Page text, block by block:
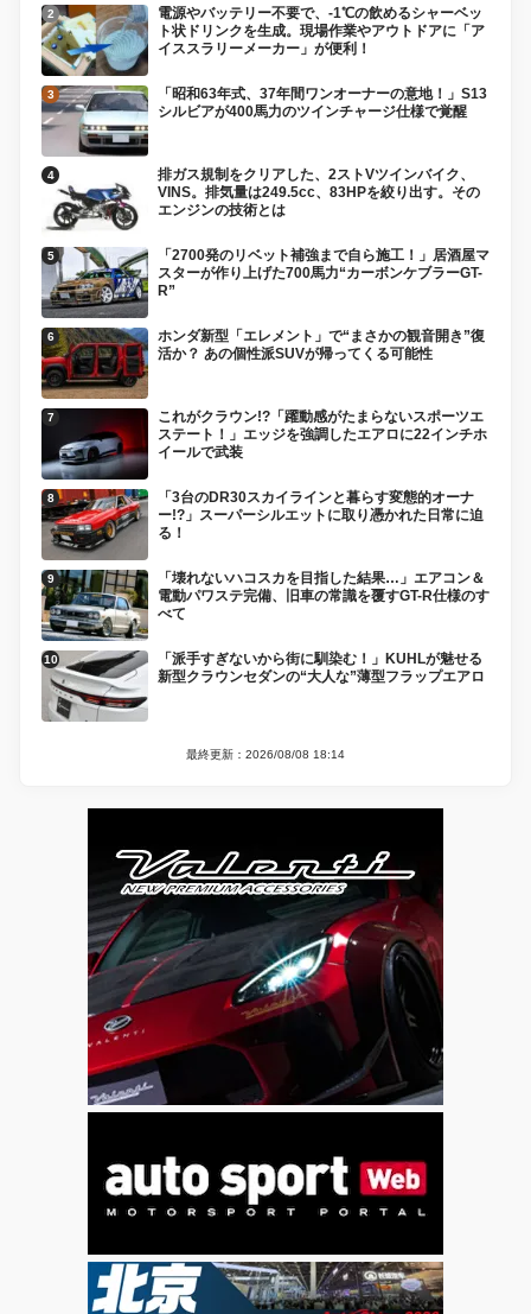
電源やバッテリー不要で、-1℃の飲めるシャーベッ
ト状ドリンクを生成。現場作業やアウトドアに「ア
イススラリーメーカー」が便利！
「昭和63年式、37年間ワンオーナーの意地！」S13
シルビアが400馬力のツインチャージ仕様で覚醒
排ガス規制をクリアした、2ストVツインバイク、
VINS。排気量は249.5cc、83HPを絞り出す。その
エンジンの技術とは
「2700発のリベット補強まで自ら施工！」居酒屋マ
スターが作り上げた700馬力“カーボンケブラーGT-
R”
ホンダ新型「エレメント」で“まさかの観音開き”復
活か？ あの個性派SUVが帰ってくる可能性
これがクラウン!?「躍動感がたまらないスポーツエ
ステート！」エッジを強調したエアロに22インチホ
イールで武装
「3台のDR30スカイラインと暮らす変態的オーナ
ー!?」スーパーシルエットに取り憑かれた日常に迫
る！
「壊れないハコスカを目指した結果…」エアコン＆
電動パワステ完備、旧車の常識を覆すGT-R仕様のす
べて
「派手すぎないから街に馴染む！」KUHLが魅せる
新型クラウンセダンの“大人な”薄型フラップエアロ
最終更新：2026/08/08 18:14